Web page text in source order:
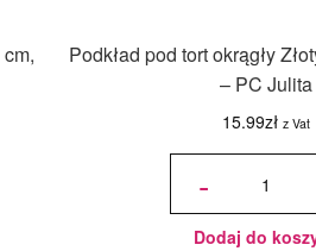
Podkład pod tort okrągły
– PC Julita
15.99zł z Vat
-
ilość
okrągły
Złoty Ø
h 1 cm -
PC
Dodaj do